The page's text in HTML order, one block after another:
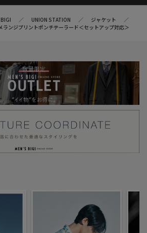
UNION STATION
ジャケット
ランジプリントポンチテーラード＜セットアップ対応＞